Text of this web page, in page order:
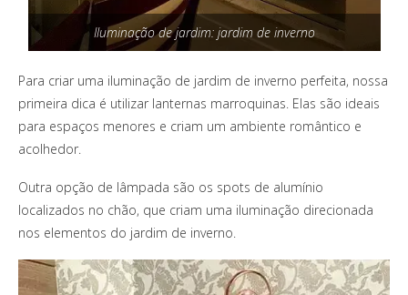
Iluminação de jardim: jardim de inverno
Para criar uma iluminação de jardim de inverno perfeita, nossa
primeira dica é utilizar lanternas marroquinas. Elas são ideais
para espaços menores e criam um ambiente romântico e
acolhedor.
Outra opção de lâmpada são os spots de alumínio
localizados no chão, que criam uma iluminação direcionada
nos elementos do jardim de inverno.